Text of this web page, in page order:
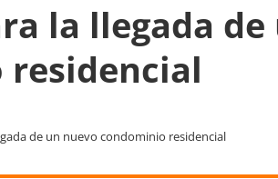
la llegada de
de un nuevo condominio residencial